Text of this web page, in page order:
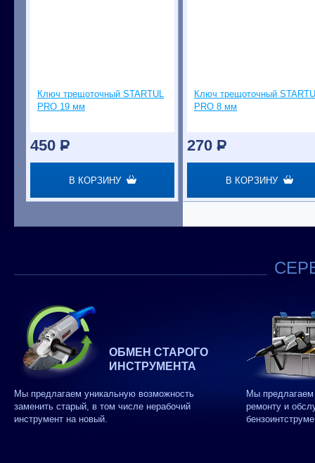
Ключ трещоточный STARTUL
PRO 19 мм
450 P
В КОРЗИНУ
Ключ трещоточный
PRO 8 мм
270 P
В КОРЗИНУ
ОБМЕН СТАРОГО
ИНСТРУМЕНТА
Мы предлагаем уникальную возможность
заменить старый, в том числе нерабочий
инструмент на новый.
Мы
ремонту и